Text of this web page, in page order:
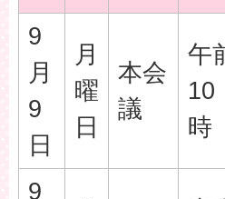
9
月
9
日
月
曜
日
本会
議
午
10
時
9